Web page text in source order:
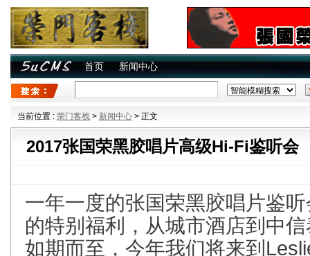
首页 新闻中心
当前位置 : 荣门客栈 > 新闻中心 > 正文
2017张国荣黑胶唱片高级Hi-Fi鉴听会
一年一度的张国荣黑胶唱片鉴
的特别福利，从城市酒店到中
如期而至，今年我们将来到